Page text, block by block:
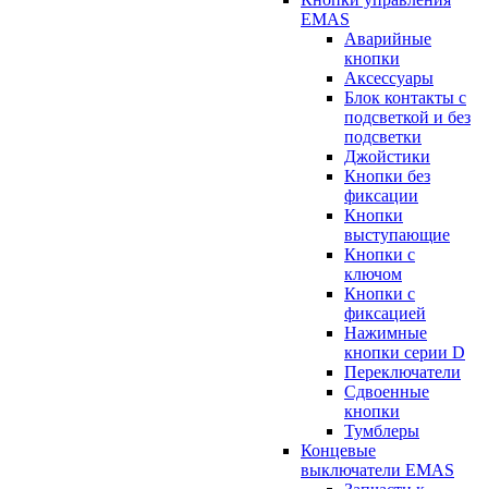
EMAS
Аварийные
кнопки
Аксессуары
Блок контакты с
подсветкой и без
подсветки
Джойстики
Кнопки без
фиксации
Кнопки
выступающие
Кнопки с
ключом
Кнопки с
фиксацией
Нажимные
кнопки серии D
Переключатели
Сдвоенные
кнопки
Тумблеры
Концевые
выключатели EMAS